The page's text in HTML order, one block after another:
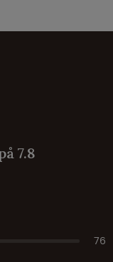
7.8
76